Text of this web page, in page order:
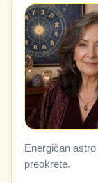
Energičan
preokrete.